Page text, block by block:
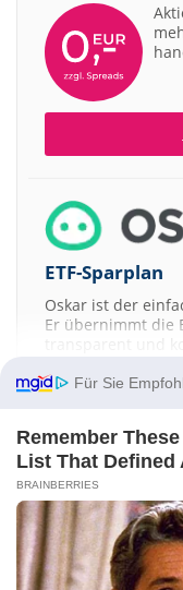
ETF-Sparplan
Oskar ist der
Er übernimmt die
transparent und
Aktien ATX DAX
Kontakt-
Für Sie
Remember
List That Defined
BRAINBERRIES